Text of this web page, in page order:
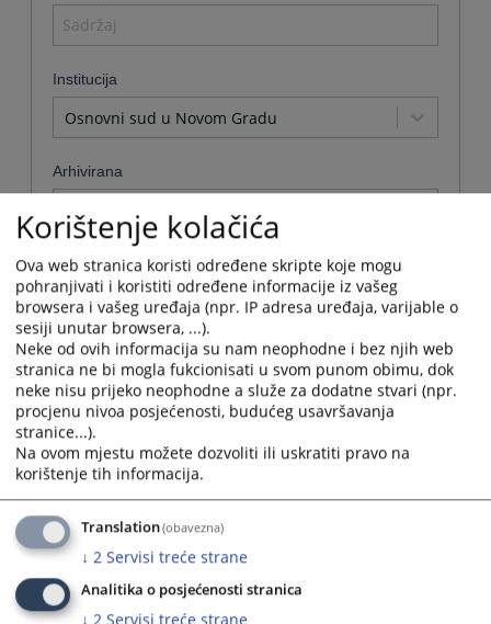
Institucija
Osnovni sud u Novom Gradu
Arhivirana
Ne
Datum od
Navigate
forward
to
interact
with
the
calendar
and
select
a
date.
Press
the
question
Datum do
Navigate
forward
to
interact
with
the
calendar
select
a
Sortiraj po
Odaberi...
Napredne stavke
Pretraži
Korištenje kolačića
Ova web stranica koristi određene skripte koje mogu
pohranjivati i koristiti određene informacije iz vašeg
browsera i vašeg uređaja (npr. IP adresa uređaja, varijable o
sesiji unutar browsera, ...).
Neke od ovih informacija su nam neophodne i bez njih web
stranica ne bi mogla fukcionisati u svom punom obimu, dok
neke nisu prijeko neophodne a služe za dodatne stvari (npr.
procjenu nivoa posjećenosti, budućeg usavršavanja
stranice...).
Na ovom mjestu možete dozvoliti ili uskratiti pravo na
korištenje tih informacija.
Translation(obavezna)
↓ 2 Servisi treće strane
Analitika o posjećenosti stranica
↓ 2 Servisi treće strane